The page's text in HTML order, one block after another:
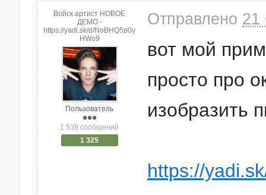
Войск артист НОВОЕ
ДЕМО -
https://yadi.sk/d/NoBHQ5p0y
HWo9
Пользователь
1 539 сообщений
1 325
Отправлено 21
вот мой
просто про
изобразить
https://